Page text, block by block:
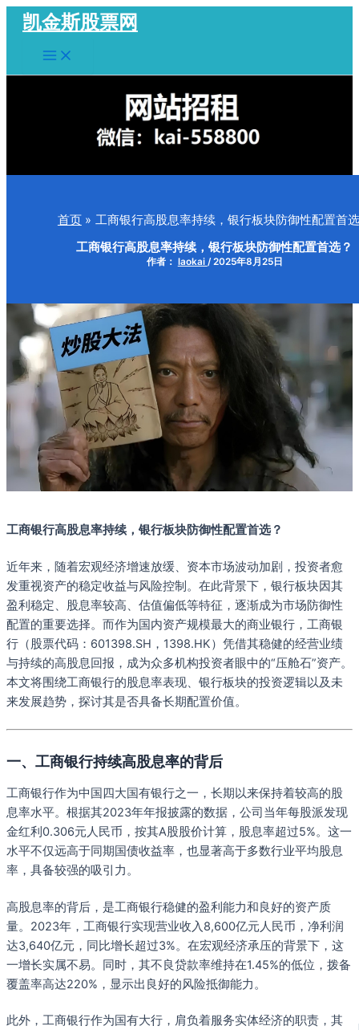
容
凯金斯股票网
Main
Menu
首页 工商银行高股息率持续，银行板块防御性配置首
工商银行高股息率持续，银行板块防御性配置首选？
作者： laokai /2025年8月25日
工商银行高股息率持续，银行板块防御性配置首选？
近年来，随着宏观经济增速放缓、资本市场波动加剧，投资者愈
发重视资产的稳定收益与风险控制。在此背景下，银行板块因其
盈利稳定、股息率较高、估值偏低等特征，逐渐成为市场防御性
配置的重要选择。而作为国内资产规模最大的商业银行，工商银
行（股票代码：601398.SH，1398.HK）凭借其稳健的经营业绩
与持续的高股息回报，成为众多机构投资者眼中的“压舱石”资产。
本文将围绕工商银行的股息率表现、银行板块的投资逻辑以及未
来发展趋势，探讨其是否具备长期配置价值。
一、工商银行持续高股息率的背后
工商银行作为中国四大国有银行之一，长期以来保持着较高的股
息率水平。根据其2023年年报披露的数据，公司当年每股派发现
金红利0.306元人民币，按其A股股价计算，股息率超过5%。这一
水平不仅远高于同期国债收益率，也显著高于多数行业平均股息
率，具备较强的吸引力。
高股息率的背后，是工商银行稳健的盈利能力和良好的资产质
量。2023年，工商银行实现营业收入8,600亿元人民币，净利润
达3,640亿元，同比增长超过3%。在宏观经济承压的背景下，这
一增长实属不易。同时，其不良贷款率维持在1.45%的低位，拨备
覆盖率高达220%，显示出良好的风险抵御能力。
此外，工商银行作为国有大行，肩负着服务实体经济的职责，其